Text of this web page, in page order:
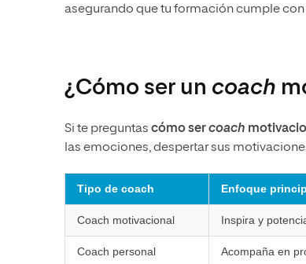
asegurando que tu formación cumple
¿Cómo ser un coach
Si te preguntas cómo sercoach
las emociones, despertar sus
Tipo de coach Enfoque
Coach motivacional Inspira y
Coach personal Acompaña en